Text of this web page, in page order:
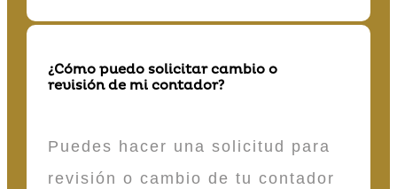
¿Cómo puedo solicitar cambio o
revisión de mi contador?
Puedes hacer una solicitud para
revisión o cambio de tu contador